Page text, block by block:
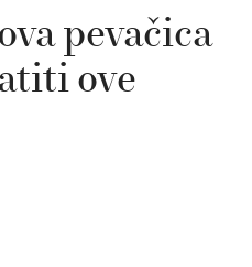
pevačica
ove